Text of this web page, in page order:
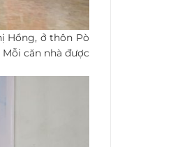
Hồng, ở thôn Pò
căn nhà được